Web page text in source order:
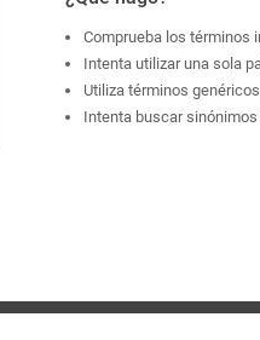
Comprueba los términos
Intenta utilizar una sola
Utiliza términos
Intenta buscar